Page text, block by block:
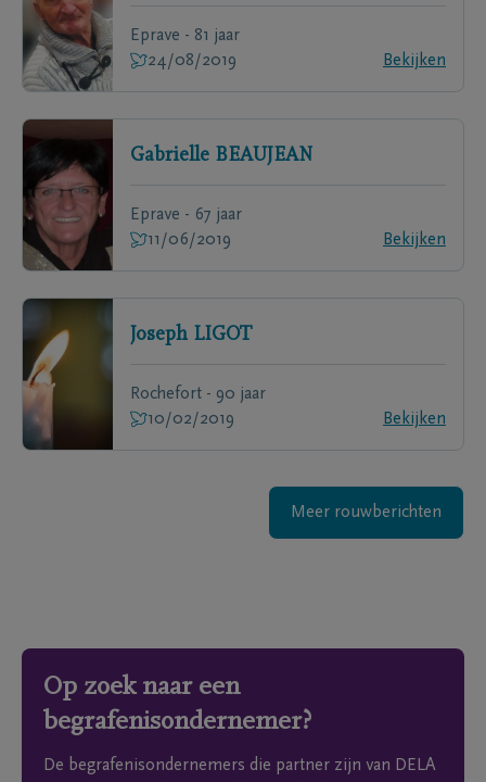
Eprave - 81 jaar
24/08/2019
Bekijken
Gabrielle BEAUJEAN
Eprave - 67 jaar
11/06/2019
Bekijken
Joseph LIGOT
Rochefort - 90 jaar
10/02/2019
Bekijken
Meer rouwberichten
Op zoek naar een
begrafenisondernemer?
De begrafenisondernemers die partner zijn van DELA